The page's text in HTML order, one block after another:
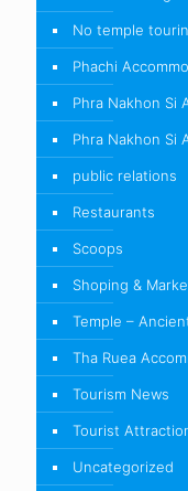
No temple
Phachi
Phra Nakhon Si
Phra Nakhon Si
public relations
Restaurants
Scoops
Shoping &
Temple –
Tha Ruea
Tourism News
Tourist
Uncategorized